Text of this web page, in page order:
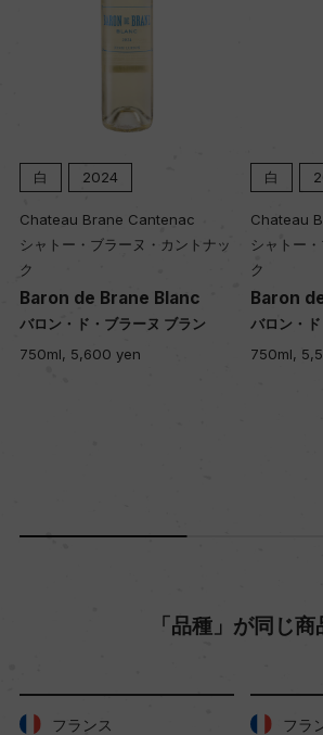
白 2024
Chateau Brane Cantenac
シャトー・ブラーヌ・カントナッ
ク
Baron de Brane Blanc
バロン・ド・ブラーヌ ブラン
750ml, 5,600 yen
白
Chateau
シャトー
ク
Baron
バロン・
750ml,
「品種」が同じ商
フランス フラ